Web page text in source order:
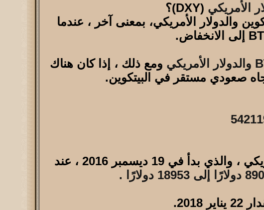
الأمريكي (DXY)؟
والدولار الأمريكي، بمعنى آخر ، عندما
ومع ذلك ، إذا كان هناك
صعودي مستقر في البيتكوين.
في الرسم البياني أعلاه ، يمكننا أن نرى أن الاتجاه الهبوطي للدولار الأمريكي ، والذي بدأ في 19 ديسمبر 2016 ، عند